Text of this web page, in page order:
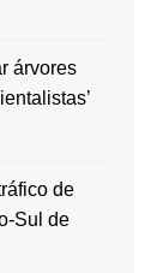
árvores
de
Sul de